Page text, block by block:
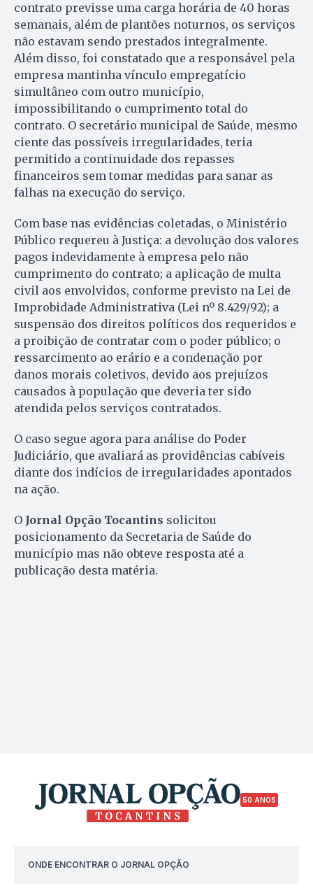
contrato previsse uma carga horária de 40 horas
semanais, além de plantões noturnos, os serviços
não estavam sendo prestados integralmente.
Além disso, foi constatado que a responsável pela
empresa mantinha vínculo empregatício
simultâneo com outro município,
impossibilitando o cumprimento total do
contrato. O secretário municipal de Saúde, mesmo
ciente das possíveis irregularidades, teria
permitido a continuidade dos repasses
financeiros sem tomar medidas para sanar as
falhas na execução do serviço.
Com base nas evidências coletadas, o Ministério
Público requereu à Justiça: a devolução dos valores
pagos indevidamente à empresa pelo não
cumprimento do contrato; a aplicação de multa
civil aos envolvidos, conforme previsto na Lei de
Improbidade Administrativa (Lei nº 8.429/92); a
suspensão dos direitos políticos dos requeridos e
a proibição de contratar com o poder público; o
ressarcimento ao erário e a condenação por
danos morais coletivos, devido aos prejuízos
causados à população que deveria ter sido
atendida pelos serviços contratados.
O caso segue agora para análise do Poder
Judiciário, que avaliará as providências cabíveis
diante dos indícios de irregularidades apontados
na ação.
O Jornal Opção Tocantins solicitou
posicionamento da Secretaria de Saúde do
município mas não obteve resposta até a
publicação desta matéria.
50 ANOS
ONDE ENCONTRAR O JORNAL OPÇÃO